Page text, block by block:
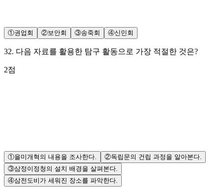
①권업회 ②보안회 ③송죽회 ④신민회
32. 다음 자료를 활용한 탐구 활동으로 가장 적절한 것은?
2점
①을미개혁의 내용을 조사한다. ②독립문의 건립 과정을 알아본다.
③삼정이정청의 설치 배경을 살펴본다.
④삼전도비가 세워진 장소를 파악한다.